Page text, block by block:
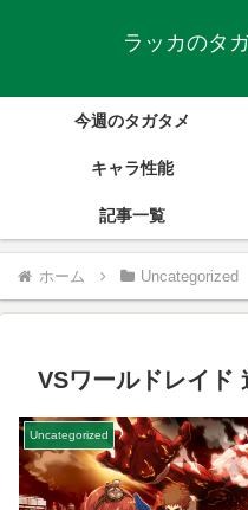
ラッカのタ
今週のタガタメ
キャラ性能
記事一覧
ホーム Uncategorized
VSワールドレイド
Uncategorized